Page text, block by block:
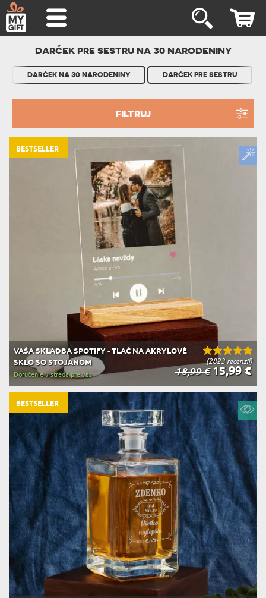
DARČEK PRE SESTRU NA 30 NARODENINY
DARČEK NA 30 NARODENINY DARČEK PRE SESTRU
FILTRUJ
(2823 recenzií)
VAŠA SKLADBA SPOTIFY - TLAČ NA AKRYLOVÉ
SKLO SO STOJANOM
18,99 €15,99 €
Doručenie v streda pre vás
BESTSELLER
BESTSELLER